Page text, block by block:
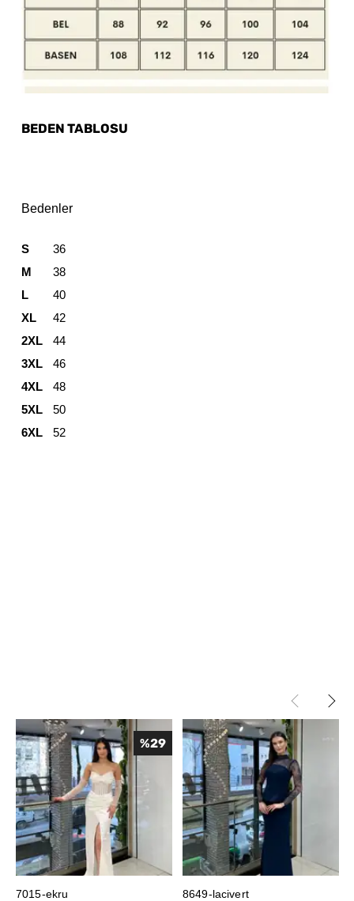
BEDEN TABLOSU
Bedenler
S
36
M
38
L
40
XL
42
2XL
44
3XL
46
4XL
48
5XL
50
6XL
52
%29
7015-ekru 8649-lacivert